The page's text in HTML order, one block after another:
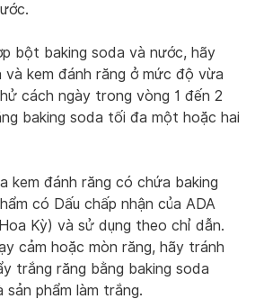
bột baking soda và nước, hãy
và kem đánh răng ở mức độ vừa
cách ngày trong vòng 1 đến 2
baking soda tối đa một hoặc hai
kem đánh răng có chứa baking
có Dấu chấp nhận của ADA
Kỳ) và sử dụng theo chỉ dẫn.
cảm hoặc mòn răng, hãy tránh
trắng răng bằng baking soda
sản phẩm làm trắng.